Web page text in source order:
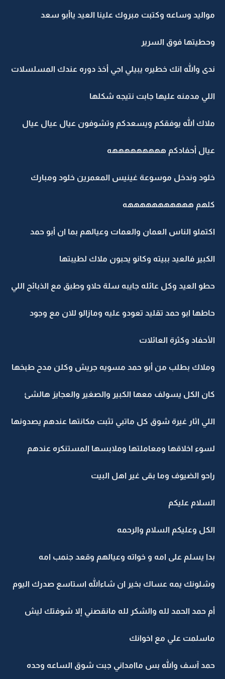
مواليد وساعه وكتبت مبروك علينا العيد ياأبو سعد
وحطيتها فوق السرير
ندى والله انك خطيره يبيلي اجي أخذ دوره عندك المسلسلات
اللي مدمنه عليها جابت نتيجه شكلها
ملاك الله يوفقكم ويسعدكم وتشوفون عيال عيال عيال
عيال أحفادكم هههههههههه
خلود وندخل موسوعة غينيس المعمرين خلود ومبارك
كلهم هههههههههههه
اكتملو الناس العمان والعمات وعيالهم بما ان أبو حمد
الكبير فالعيد ببيته وكانو يحبون ملاك لطيبتها
حطو العيد وكل عائله جايبه سلة حلاو وطبق مع الذبائح اللي
حاطها ابو حمد تقليد تعودو عليه ومازالو للان مع وجود
الأحفاد وكثرة العائلات
وملاك بطلب من أبو حمد مسويه جريش وكلن مدح طبخها
كان الكل يسولف معها الكبير والصغير والعجايز هالشئ
اللي اثار غيرة شوق كل ماتبي تثبت مكانتها عندهم يصدونها
لسوء اخلاقها ومعاملتها وملابسها المستنكره عندهم
راحو الضيوف وما بقى غير اهل البيت
السلام عليكم
الكل وعليكم السلام والرحمه
بدا يسلم على امه و خواته وعيالهم وقعد جنمب امه
وشلونك يمه عساك بخير ان شاءالله استاسع صدرك اليوم
أم حمد الحمد لله والشكر لله مانقصني إلا شوفتك ليش
ماسلمت علي مع اخوانك
حمد آسف والله بس ماامداني جبت شوق الساعه وحده